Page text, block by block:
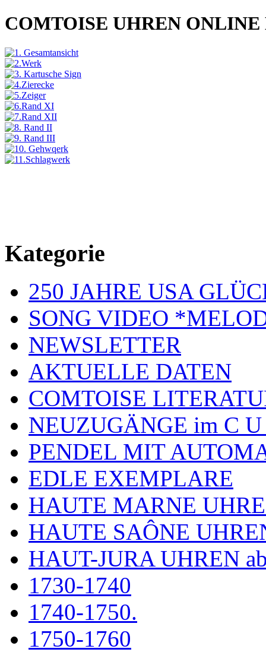
COMTOISE UHREN ONLINE
Kategorie
250 JAHRE USA
SONG VIDEO
NEWSLETTER
AKTUELLE DATEN
COMTOISE
NEUZUGÄNGE im C
PENDEL MIT
EDLE EXEMPLARE
HAUTE MARNE
HAUTE SAÔNE
HAUT-JURA UHREN
1730-1740
1740-1750.
1750-1760